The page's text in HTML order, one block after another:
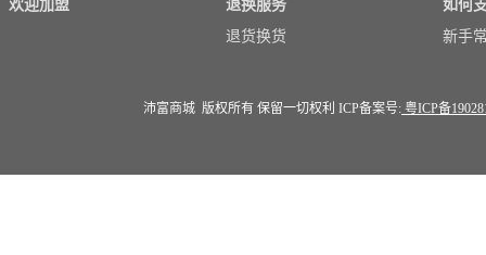
欢迎加盟
退换服务
退货换货
如何
新手
沛富商城 版权所有 保留一切权利 ICP备案号: 粤ICP备